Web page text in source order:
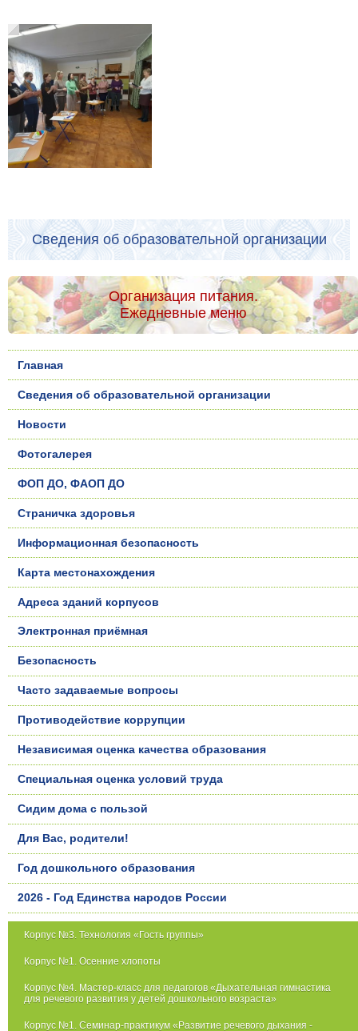
Сведения об образовательной организации
Организация питания.
Ежедневные меню
Главная
Сведения об образовательной организации
Новости
Фотогалерея
ФОП ДО, ФАОП ДО
Страничка здоровья
Информационная безопасность
Карта местонахождения
Адреса зданий корпусов
Электронная приёмная
Безопасность
Часто задаваемые вопросы
Противодействие коррупции
Независимая оценка качества образования
Специальная оценка условий труда
Сидим дома с пользой
Для Вас, родители!
Год дошкольного образования
2026 - Год Единства народов России
Корпус №3. Технология «Гость группы»
Корпус №1. Осенние хлопоты
Корпус №4. Мастер-класс для педагогов «Дыхательная гимнастика
для речевого развития у детей дошкольного возраста»
Корпус №1. Семинар-практикум «Развитие речевого дыхания -